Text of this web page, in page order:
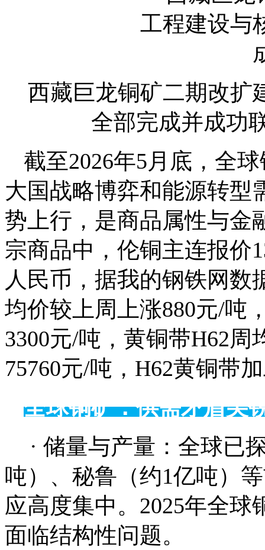
西藏巨龙铜矿二期改扩
全部完成并成功
截至2026年5月底，全
大国战略博弈和能源转型
势上行，是商品属性与金
宗商品中，伦铜主连报价
人民币，据我的钢铁网数
均价较上周上涨880元/吨
3300元/吨，黄铜带H62
75760元/吨，H62黄铜带
全球铜矿：供需矛盾尖
· 储量与产量：全球已
吨）、秘鲁（约1亿吨）
应高度集中。2025年全球
面临结构性问题。